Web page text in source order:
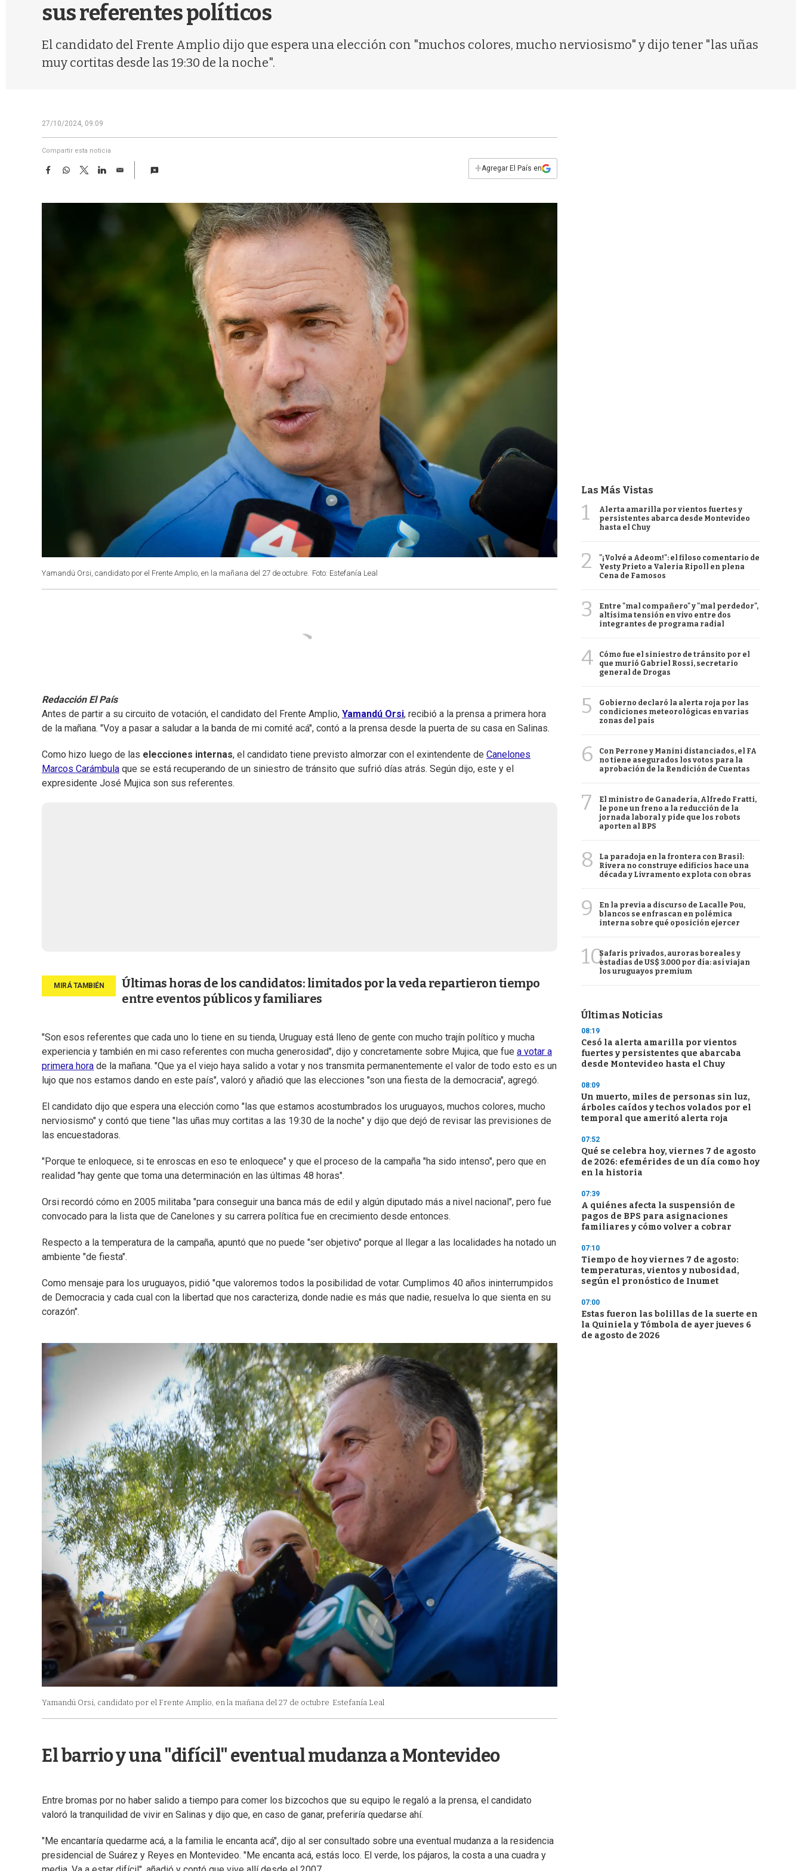
sus referentes políticos
El candidato del Frente Amplio dijo que espera una elección con "muchos colores, mucho nerviosismo" y dijo tener "las uñas
muy cortitas desde las 19:30 de la noche".
27/10/2024, 09:09
Compartir esta noticia
F
e
W
t
T
w
t
L
k
E
i
+Agregar El País en
Yamandú Orsi, candidato por el Frente Amplio, en la mañana del 27 de octubre. Foto: Estefanía Leal
Redacción El País
Antes de partir a su circuito de votación, el candidato del Frente Amplio, Yamandú Orsi, recibió a la prensa a primera hora
de la mañana. "Voy a pasar a saludar a la banda de mi comité acá", contó a la prensa desde la puerta de su casa en Salinas.
Como hizo luego de las elecciones internas, el candidato tiene previsto almorzar con el exintendente de Canelones
Marcos Carámbula que se está recuperando de un siniestro de tránsito que sufrió días atrás. Según dijo, este y el
expresidente José Mujica son sus referentes.
Últimas horas de los candidatos: limitados por la veda repartieron tiempo
entre eventos públicos y familiares
"Son esos referentes que cada uno lo tiene en su tienda, Uruguay está lleno de gente con mucho trajín político y mucha
experiencia y también en mi caso referentes con mucha generosidad", dijo y concretamente sobre Mujica, que fue a votar a
primera hora de la mañana. "Que ya el viejo haya salido a votar y nos transmita permanentemente el valor de todo esto es un
lujo que nos estamos dando en este país", valoró y añadió que las elecciones "son una fiesta de la democracia", agregó.
El candidato dijo que espera una elección como "las que estamos acostumbrados los uruguayos, muchos colores, mucho
nerviosismo" y contó que tiene "las uñas muy cortitas a las 19:30 de la noche" y dijo que dejó de revisar las previsiones de
las encuestadoras.
"Porque te enloquece, si te enroscas en eso te enloquece" y que el proceso de la campaña "ha sido intenso", pero que en
realidad "hay gente que toma una determinación en las últimas 48 horas".
Orsi recordó cómo en 2005 militaba "para conseguir una banca más de edil y algún diputado más a nivel nacional", pero fue
convocado para la lista que de Canelones y su carrera política fue en crecimiento desde entonces.
Respecto a la temperatura de la campaña, apuntó que no puede "ser objetivo" porque al llegar a las localidades ha notado un
ambiente "de fiesta".
Como mensaje para los uruguayos, pidió "que valoremos todos la posibilidad de votar. Cumplimos 40 años ininterrumpidos
de Democracia y cada cual con la libertad que nos caracteriza, donde nadie es más que nadie, resuelva lo que sienta en su
corazón".
Yamandú Orsi, candidato por el Frente Amplio, en la mañana del 27 de octubre Estefanía Leal
El barrio y una "difícil" eventual mudanza a Montevideo
Entre bromas por no haber salido a tiempo para comer los bizcochos que su equipo le regaló a la prensa, el candidato
valoró la tranquilidad de vivir en Salinas y dijo que, en caso de ganar, preferiría quedarse ahí.
"Me encantaría quedarme acá, a la familia le encanta acá", dijo al ser consultado sobre una eventual mudanza a la residencia
presidencial de Suárez y Reyes en Montevideo. "Me encanta acá, estás loco. El verde, los pájaros, la costa a una cuadra y
Las Más Vistas
1
Alerta amarilla por vientos fuertes y
persistentes abarca desde Montevideo
hasta el Chuy
2
"¡Volvé a Adeom!": el filoso comentario de
Yesty Prieto a Valeria Ripoll en plena
Cena de Famosos
3
Entre "mal compañero" y "mal perdedor",
altísima tensión en vivo entre dos
integrantes de programa radial
4
Cómo fue el siniestro de tránsito por el
que murió Gabriel Rossi, secretario
general de Drogas
5
Gobierno declaró la alerta roja por las
condiciones meteorológicas en varias
zonas del país
6
Con Perrone y Manini distanciados, el FA
no tiene asegurados los votos para la
aprobación de la Rendición de Cuentas
7
El ministro de Ganadería, Alfredo Fratti,
le pone un freno a la reducción de la
jornada laboral y pide que los robots
aporten al BPS
8
La paradoja en la frontera con Brasil:
Rivera no construye edificios hace una
década y Livramento explota con obras
9
En la previa a discurso de Lacalle Pou,
blancos se enfrascan en polémica
interna sobre qué oposición ejercer
10Safaris privados, auroras boreales y
estadías de US$ 3.000 por día: así viajan
los uruguayos premium
Últimas Noticias
08:19
Cesó la alerta amarilla por vientos
fuertes y persistentes que abarcaba
desde Montevideo hasta el Chuy
08:09
Un muerto, miles de personas sin luz,
árboles caídos y techos volados por el
temporal que ameritó alerta roja
07:52
Qué se celebra hoy, viernes 7 de agosto
de 2026: efemérides de un día como hoy
en la historia
07:39
A quiénes afecta la suspensión de
pagos de BPS para asignaciones
familiares y cómo volver a cobrar
07:10
Tiempo de hoy viernes 7 de agosto:
temperaturas, vientos y nubosidad,
según el pronóstico de Inumet
07:00
Estas fueron las bolillas de la suerte en
la Quiniela y Tómbola de ayer jueves 6
de agosto de 2026